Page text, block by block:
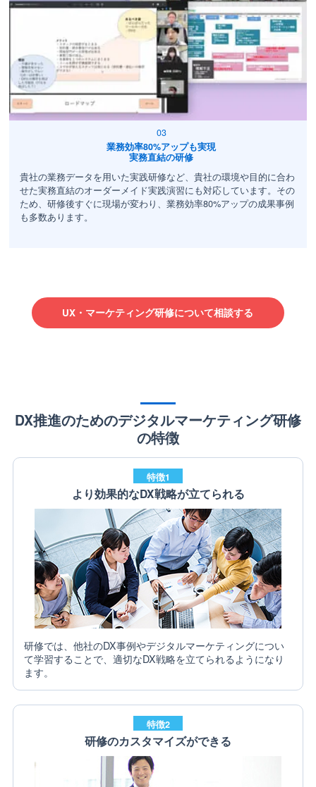
業務効率80%アップも実現
実務直結の研修
貴社の業務データを用いた実践研修など、貴社の環境や目的に合わ
せた実務直結のオーダーメイド実践演習にも対応しています。その
ため、研修後すぐに現場が変わり、業務効率80%アップの成果事例
も多数あります。
UX・マーケティング研修について相談する
DX推進のためのデジタルマーケティング研修
の特徴
特徴1
より効果的なDX戦略が立てられる
研修では、他社のDX事例やデジタルマーケティングについ
て学習することで、適切なDX戦略を立てられるようになり
ます。
特徴2
研修のカスタマイズができる